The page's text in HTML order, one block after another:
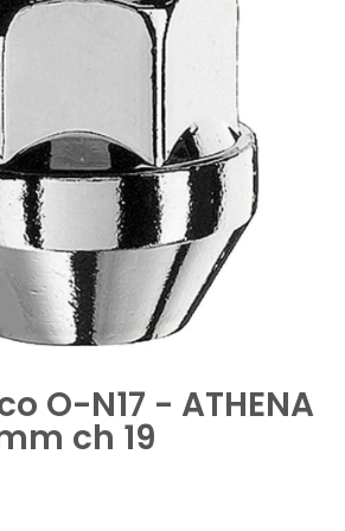
O-N17 - ATHENA
ch 19